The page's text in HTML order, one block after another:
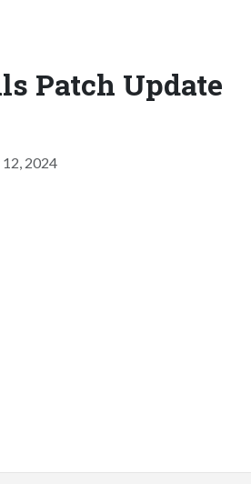
Patch Update
2024